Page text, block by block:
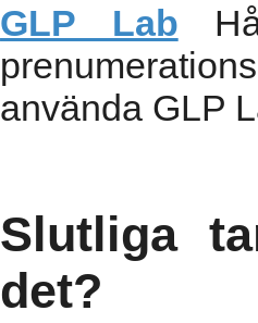
GLP Lab
använda GLP
Slutliga
det?